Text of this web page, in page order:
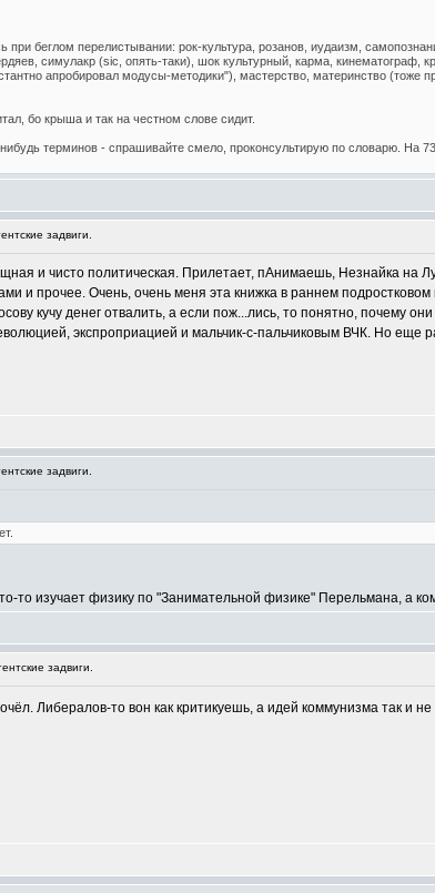
при беглом перелистывании: рок-культура, розанов, иудаизм,
симулакр (sic, опять-таки), шок культурный, карма, кинематограф,
апробировал модусы-методики"), мастерство, материнство (тоже
бо крыша и так на честном слове сидит.
терминов - спрашивайте смело, проконсультирую по словарю. На
задвиги.
и чисто политическая. Прилетает, пАнимаешь, Незнайка на
и прочее. Очень, очень меня эта книжка в раннем подростковом
кучу денег отвалить, а если пож...лись, то понятно, почему
экспроприацией и мальчик-с-пальчиковым ВЧК. Но еще
задвиги.
то изучает физику по "Занимательной физике" Перельмана, а
задвиги.
Либералов-то вон как критикуешь, а идей коммунизма так и не